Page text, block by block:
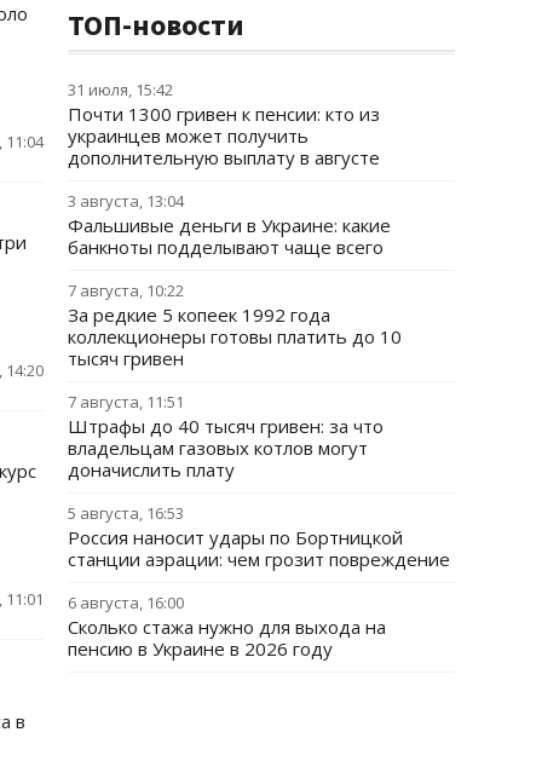
11:04
14:20
в
ТОП-новости
31 июля, 15:42
Почти 1300 гривен к пенсии: кто из
украинцев может получить
дополнительную выплату в августе
3 августа, 13:04
Фальшивые деньги в Украине: какие
банкноты подделывают чаще всего
7 августа, 10:22
За редкие 5 копеек 1992 года
коллекционеры готовы платить до 10
тысяч гривен
7 августа, 11:51
Штрафы до 40 тысяч гривен: за что
владельцам газовых котлов могут
доначислить плату
5 августа, 16:53
Россия наносит удары по Бортницкой
станции аэрации: чем грозит повреждение
6 августа, 16:00
Сколько стажа нужно для выхода на
пенсию в Украине в 2026 году